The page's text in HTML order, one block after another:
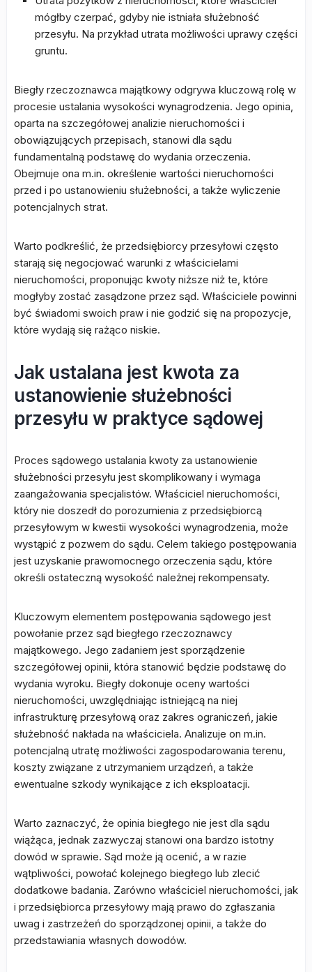
mógłby czerpać, gdyby nie istniała służebność
przesyłu. Na przykład utrata możliwości uprawy części
gruntu.
Biegły rzeczoznawca majątkowy odgrywa kluczową rolę w
procesie ustalania wysokości wynagrodzenia. Jego opinia,
oparta na szczegółowej analizie nieruchomości i
obowiązujących przepisach, stanowi dla sądu
fundamentalną podstawę do wydania orzeczenia.
Obejmuje ona m.in. określenie wartości nieruchomości
przed i po ustanowieniu służebności, a także wyliczenie
potencjalnych strat.
Warto podkreślić, że przedsiębiorcy przesyłowi często
starają się negocjować warunki z właścicielami
nieruchomości, proponując kwoty niższe niż te, które
mogłyby zostać zasądzone przez sąd. Właściciele powinni
być świadomi swoich praw i nie godzić się na propozycje,
które wydają się rażąco niskie.
Jak ustalana jest kwota za
ustanowienie służebności
przesyłu w praktyce sądowej
Proces sądowego ustalania kwoty za ustanowienie
służebności przesyłu jest skomplikowany i wymaga
zaangażowania specjalistów. Właściciel nieruchomości,
który nie doszedł do porozumienia z przedsiębiorcą
przesyłowym w kwestii wysokości wynagrodzenia, może
wystąpić z pozwem do sądu. Celem takiego postępowania
jest uzyskanie prawomocnego orzeczenia sądu, które
określi ostateczną wysokość należnej rekompensaty.
Kluczowym elementem postępowania sądowego jest
powołanie przez sąd biegłego rzeczoznawcy
majątkowego. Jego zadaniem jest sporządzenie
szczegółowej opinii, która stanowić będzie podstawę do
wydania wyroku. Biegły dokonuje oceny wartości
nieruchomości, uwzględniając istniejącą na niej
infrastrukturę przesyłową oraz zakres ograniczeń, jakie
służebność nakłada na właściciela. Analizuje on m.in.
potencjalną utratę możliwości zagospodarowania terenu,
koszty związane z utrzymaniem urządzeń, a także
ewentualne szkody wynikające z ich eksploatacji.
Warto zaznaczyć, że opinia biegłego nie jest dla sądu
wiążąca, jednak zazwyczaj stanowi ona bardzo istotny
dowód w sprawie. Sąd może ją ocenić, a w razie
wątpliwości, powołać kolejnego biegłego lub zlecić
dodatkowe badania. Zarówno właściciel nieruchomości, jak
i przedsiębiorca przesyłowy mają prawo do zgłaszania
uwag i zastrzeżeń do sporządzonej opinii, a także do
przedstawiania własnych dowodów.